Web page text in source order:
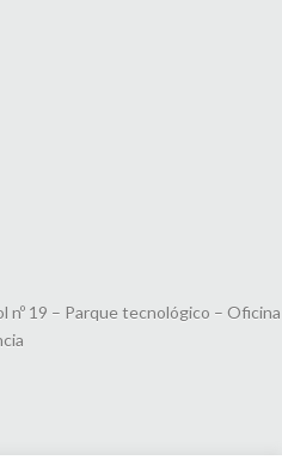
nº 19 – Parque tecnológico – Oficina